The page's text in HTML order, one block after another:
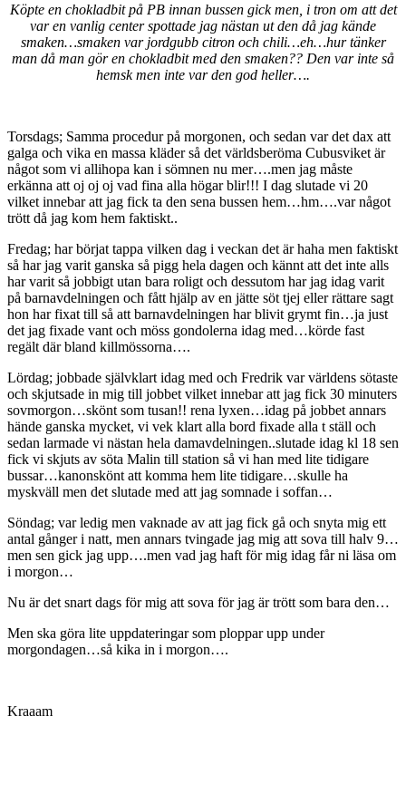
Köpte en chokladbit på PB innan bussen gick men, i tron om att det
var en vanlig center spottade jag nästan ut den då jag kände
smaken…smaken var jordgubb citron och chili…eh…hur tänker
man då man gör en chokladbit med den smaken?? Den var inte så
hemsk men inte var den god heller….
Torsdags; Samma procedur på morgonen, och sedan var det dax att
galga och vika en massa kläder så det världsberöma Cubusviket är
något som vi allihopa kan i sömnen nu mer….men jag måste
erkänna att oj oj oj vad fina alla högar blir!!! I dag slutade vi 20
vilket innebar att jag fick ta den sena bussen hem…hm….var något
trött då jag kom hem faktiskt..
Fredag; har börjat tappa vilken dag i veckan det är haha men faktiskt
så har jag varit ganska så pigg hela dagen och kännt att det inte alls
har varit så jobbigt utan bara roligt och dessutom har jag idag varit
på barnavdelningen och fått hjälp av en jätte söt tjej eller rättare sagt
hon har fixat till så att barnavdelningen har blivit grymt fin…ja just
det jag fixade vant och möss gondolerna idag med…körde fast
regält där bland killmössorna….
Lördag; jobbade självklart idag med och Fredrik var världens sötaste
och skjutsade in mig till jobbet vilket innebar att jag fick 30 minuters
sovmorgon…skönt som tusan!! rena lyxen…idag på jobbet annars
hände ganska mycket, vi vek klart alla bord fixade alla t ställ och
sedan larmade vi nästan hela damavdelningen..slutade idag kl 18 sen
fick vi skjuts av söta Malin till station så vi han med lite tidigare
bussar…kanonskönt att komma hem lite tidigare…skulle ha
myskväll men det slutade med att jag somnade i soffan…
Söndag; var ledig men vaknade av att jag fick gå och snyta mig ett
antal gånger i natt, men annars tvingade jag mig att sova till halv 9…
men sen gick jag upp….men vad jag haft för mig idag får ni läsa om
i morgon…
Nu är det snart dags för mig att sova för jag är trött som bara den…
Men ska göra lite uppdateringar som ploppar upp under
morgondagen…så kika in i morgon….
Kraaam